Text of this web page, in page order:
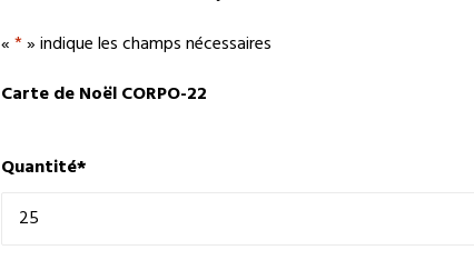
«*» indique les champs nécessaires
Carte de Noël CORPO-22
Quantité*